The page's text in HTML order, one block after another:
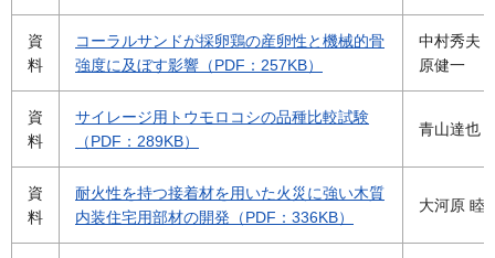
資
料
コーラルサンドが採卵鶏の産卵性と機械的骨
強度に及ぼす影響（PDF：257KB）
中村秀夫
原健一
資
料
サイレージ用トウモロコシの品種比較試験
（PDF：289KB）
青山達也
資
料
耐火性を持つ接着材を用いた火災に強い木質
内装住宅用部材の開発（PDF：336KB）
大河原 睦